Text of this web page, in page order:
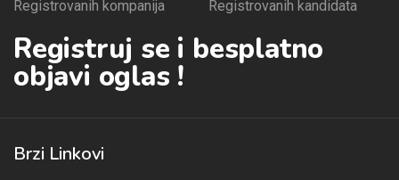
Registrovanih kompanija Registrovanih kandidata
Registruj se i besplatno
objavi oglas !
Brzi Linkovi